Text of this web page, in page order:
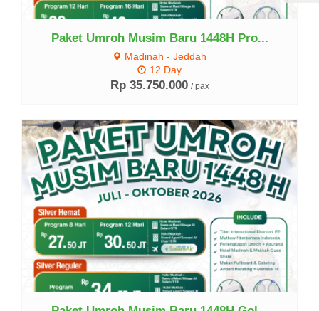
Paket Umroh Musim Baru 1448H Pro...
Madinah - Jeddah
12 Day
Rp 35.750.000 / pax
Lihat Detail